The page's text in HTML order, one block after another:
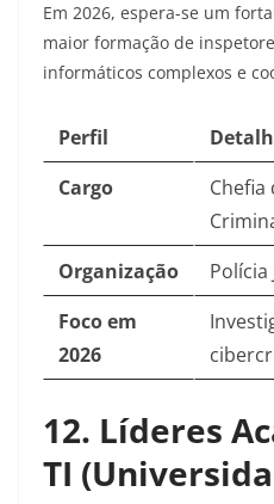
Em 2026, espera-se um
maior formação de
informáticos complexos e
Perfil
Cargo
Chefia
Organização
Polícia
Foco em
2026
12. Líderes
TI